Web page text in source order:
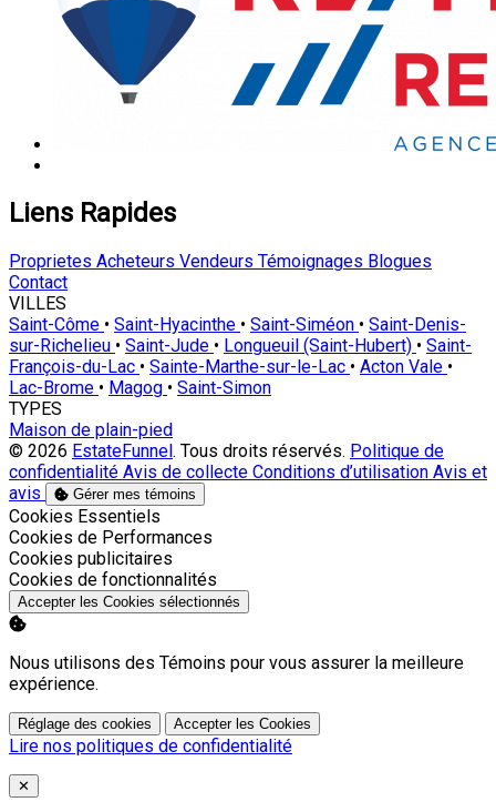
Liens Rapides
Proprietes Acheteurs Vendeurs Témoignages Blogues
Contact
VILLES
Saint-Côme • Saint-Hyacinthe • Saint-Siméon • Saint-Denis-
sur-Richelieu • Saint-Jude • Longueuil (Saint-Hubert) • Saint-
François-du-Lac • Sainte-Marthe-sur-le-Lac • Acton Vale •
Lac-Brome • Magog • Saint-Simon
TYPES
Maison de plain-pied
© 2026 EstateFunnel . Tous droits réservés. Politique de
confidentialité Avis de collecte Conditions d’utilisation Avis et
avis
Gérer mes témoins
Activer
Cookies Essentiels
Activer
Cookies de Performances
Activer
Cookies publicitaires
Activer
Cookies de fonctionnalités
Accepter les Cookies sélectionnés
Nous utilisons des Témoins pour vous assurer la meilleure
expérience.
Réglage des cookies Accepter les Cookies
Lire nos politiques de confidentialité
Close
✕